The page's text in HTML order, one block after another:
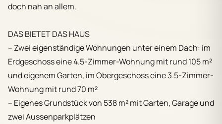
doch nah an allem.
DAS BIETET DAS HAUS
– Zwei eigenständige Wohnungen unter einem Dach: im
Erdgeschoss eine 4.5-Zimmer-Wohnung mit rund 105 m²
und eigenem Garten, im Obergeschoss eine 3.5-Zimmer-
Wohnung mit rund 70 m²
– Eigenes Grundstück von 538 m² mit Garten, Garage und
zwei Aussenparkplätzen